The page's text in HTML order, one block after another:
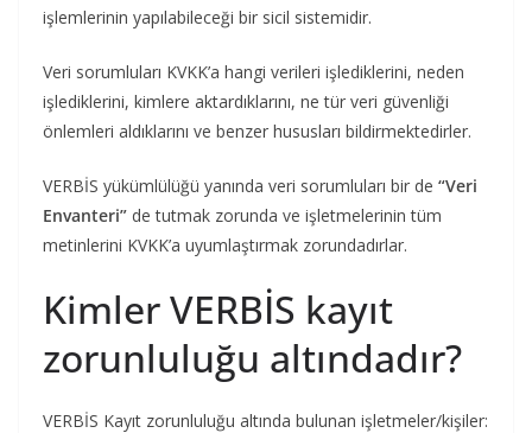
işlemlerinin yapılabileceği bir sicil sistemidir.
Veri sorumluları KVKK’a hangi verileri işlediklerini, neden
işlediklerini, kimlere aktardıklarını, ne tür veri güvenliği
önlemleri aldıklarını ve benzer hususları bildirmektedirler.
VERBİS yükümlülüğü yanında veri sorumluları bir de “Veri
Envanteri” de tutmak zorunda ve işletmelerinin tüm
metinlerini KVKK’a uyumlaştırmak zorundadırlar.
Kimler VERBİS kayıt
zorunluluğu altındadır?
VERBİS Kayıt zorunluluğu altında bulunan işletmeler/kişiler: